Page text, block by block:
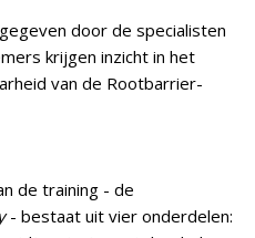
door de specialisten
krijgen inzicht in het
van de Rootbarrier-
de training - de
- bestaat uit vier onderdelen: